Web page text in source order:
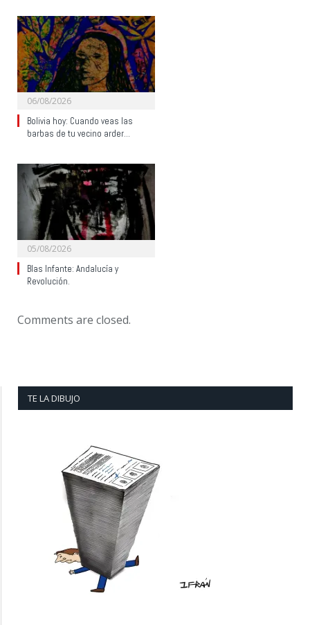
06/08/2026
Bolivia hoy: Cuando veas las
barbas de tu vecino arder…
05/08/2026
Blas Infante: Andalucía y
Revolución.
Comments are closed.
TE LA DIBUJO